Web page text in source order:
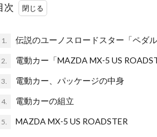
次
1. 伝説のユーノスロードスター「ペダル
2. 電動カー「MAZDA MX-5 US
3. 電動カー、パッケージの中身
4. 電動カーの組立
5. MAZDA MX-5 US ROADSTER